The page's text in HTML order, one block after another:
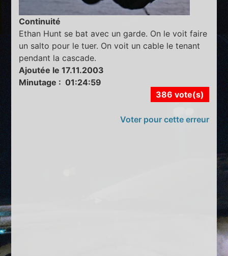
Continuité
Ethan Hunt se bat avec un garde. On le voit faire
un salto pour le tuer. On voit un cable le tenant
pendant la cascade.
Ajoutée le 17.11.2003
Minutage : 01:24:59
386 vote(s)
Voter pour cette erreur